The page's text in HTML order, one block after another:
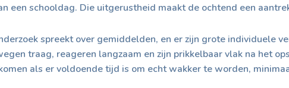
een schooldag. Die uitgerustheid maakt de ochtend een
spreekt over gemiddelden, en er zijn grote individuele
traag, reageren langzaam en zijn prikkelbaar vlak na het
als er voldoende tijd is om echt wakker te worden,